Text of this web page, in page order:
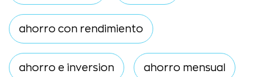
ahorro con rendimiento
ahorro e inversion ahorro mensual